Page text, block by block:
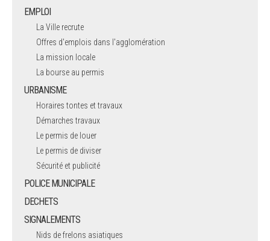
EMPLOI
La Ville recrute
Offres d'emplois dans l'agglomération
La mission locale
La bourse au permis
URBANISME
Horaires tontes et travaux
Démarches travaux
Le permis de louer
Le permis de diviser
Sécurité et publicité
POLICE MUNICIPALE
DECHETS
SIGNALEMENTS
Nids de frelons asiatiques